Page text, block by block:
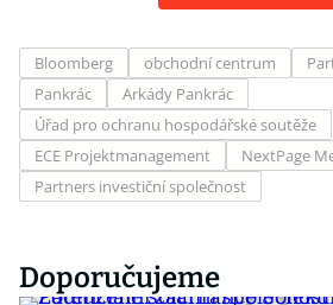
Bloomberg obchodní centrum
Pankrác
Arkády Pankrác
Úřad pro ochranu hospodářské soutěže
ECE Projektmanagement
NextPage
Partners investiční společnost
Doporučujeme